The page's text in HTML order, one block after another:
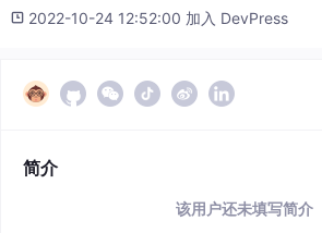
2022-10-24 12:52:00 加入 DevPress
简介
该用户还未填写简介